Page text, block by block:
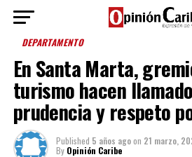
DEPARTAMENTO
En Santa Marta,
turismo hacen
prudencia y respeto
Published 5 años agoon 21 marzo,
By Opinión Caribe